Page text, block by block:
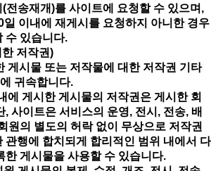
전송재개)를 사이트에 요청할 수 있으며,
이내에 재게시를 요청하지 아니한 경우
수 있습니다.
저작권)
게시물 또는 저작물에 대한 저작권 기타
귀속합니다.
게시한 게시물의 저작권은 게시한 회
, 사이트은 서비스의 운영, 전시, 전송, 배
원의 별도의 허락 없이 무상으로 저작권
관행에 합치되게 합리적인 범위 내에서 다
한 게시물을 사용할 수 있습니다.